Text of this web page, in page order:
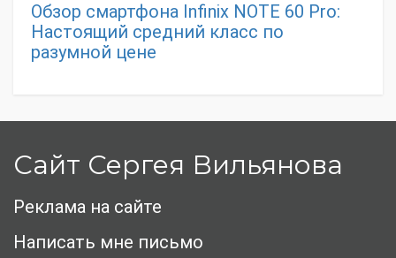
Обзор смартфона Infinix NOTE 60 Pro:
Настоящий средний класс по
разумной цене
Сайт Сергея Вильянова
Реклама на сайте
Написать мне письмо